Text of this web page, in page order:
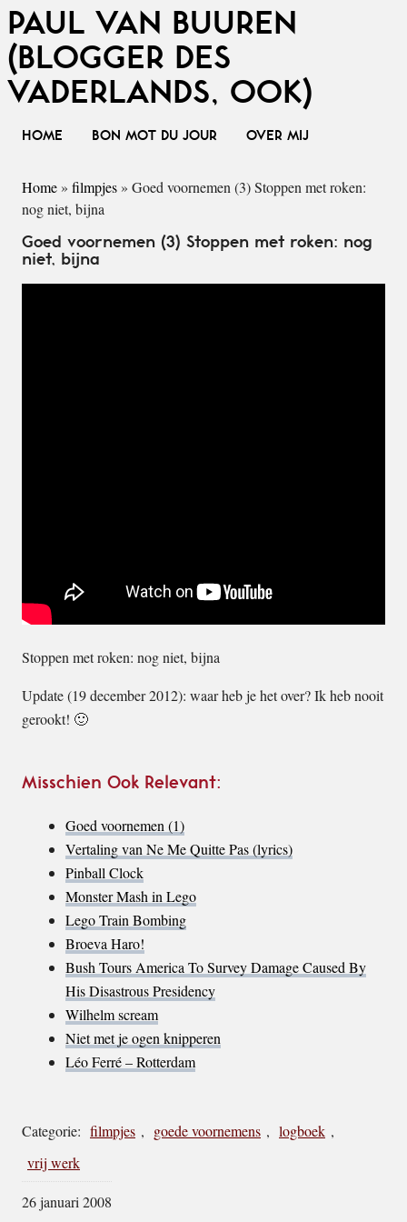
PAUL VAN BUUREN
(BLOGGER DES
VADERLANDS, OOK)
HOME BON MOT DU JOUR OVER MIJ
Home » filmpjes » Goed voornemen (3) Stoppen met roken:
nog niet, bijna
Goed voornemen (3) Stoppen met roken: nog
niet, bijna
Stoppen met roken: nog niet, bijna
Update (19 december 2012): waar heb je het over? Ik heb nooit
gerookt! 🙂
Misschien Ook Relevant:
Goed voornemen (1)
Vertaling van Ne Me Quitte Pas (lyrics)
Pinball Clock
Monster Mash in Lego
Lego Train Bombing
Broeva Haro!
Bush Tours America To Survey Damage Caused By
His Disastrous Presidency
Wilhelm scream
Niet met je ogen knipperen
Léo Ferré – Rotterdam
Categorie: filmpjes , goede voornemens , logboek ,
vrij werk
26 januari 2008